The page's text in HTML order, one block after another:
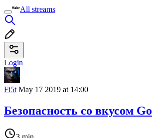
All streams
Login
Fi5t May 17 2019 at 14:00
Безопасность со вкусом